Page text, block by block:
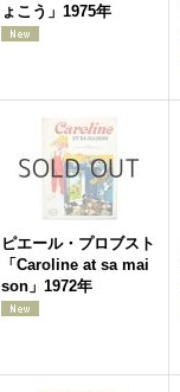
ょこう」1975年
ピエール・プロブスト
「Caroline at sa mai
son」1972年